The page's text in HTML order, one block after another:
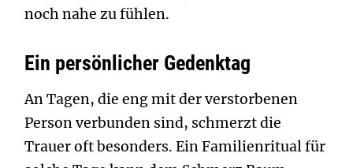
noch nahe zu fühlen.
Ein persönlicher Gedenktag
An Tagen, die eng mit der verstorbenen
Person verbunden sind, schmerzt die
Trauer oft besonders. Ein Familienritual für